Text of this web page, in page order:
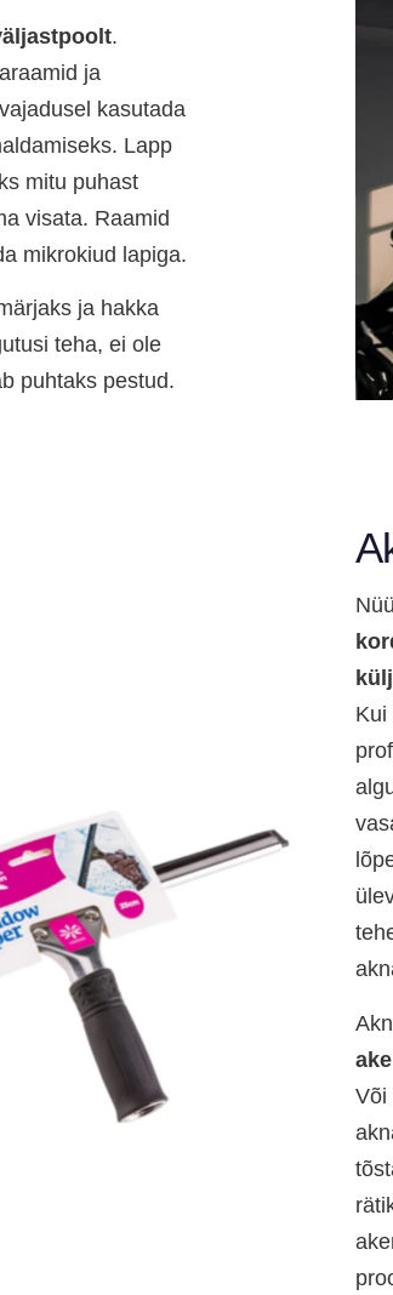
.
ja
kasutada
Lapp
mitu puhast
visata. Raamid
mikrokiud lapiga.
ja hakka
teha, ei ole
puhtaks pestud.
Kui
Või